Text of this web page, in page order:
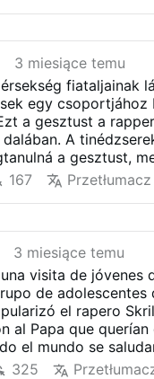
3 miesiące temu
fiataljainak
egy csoportjához
a gesztust a
A
a gesztust,
A
köszöntik egymást.
167 Przetłumacz
3 miesiące temu
visita de jóvenes
de
el rapero
al Papa que
el mundo se
paz de Dios.
325